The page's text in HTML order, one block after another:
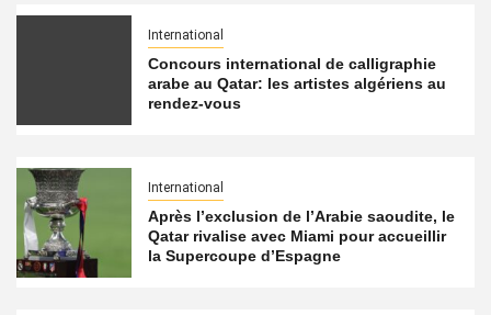
International
Concours international de calligraphie
arabe au Qatar: les artistes algériens au
rendez-vous
International
Après l’exclusion de l’Arabie saoudite, le
Qatar rivalise avec Miami pour accueillir
la Supercoupe d’Espagne